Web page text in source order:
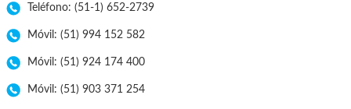
Teléfono: (51-1) 652-2739
Móvil: (51) 994 152 582
Móvil: (51) 924 174 400
Móvil: (51) 903 371 254